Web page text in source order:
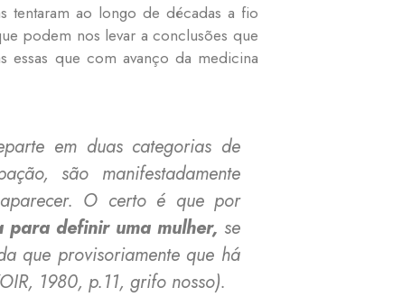
tentaram ao longo de décadas a fio
podem nos levar a conclusões que
essas que com avanço da medicina
em duas categorias de
são manifestadamente
O certo é que por
definir uma mulher, se
que provisoriamente que há
1980, p.11, grifo nosso).